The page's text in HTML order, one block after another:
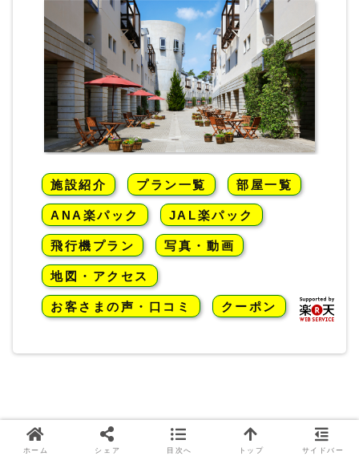
施設紹介 プラン一覧 部屋一覧
ANA楽パック JAL楽パック
飛行機プラン 写真・動画
地図・アクセス
お客さまの声・口コミ クーポン
リゾナーレ八ヶ岳プール予約は必要？
ホーム シェア 目次へ トップ サイドバー